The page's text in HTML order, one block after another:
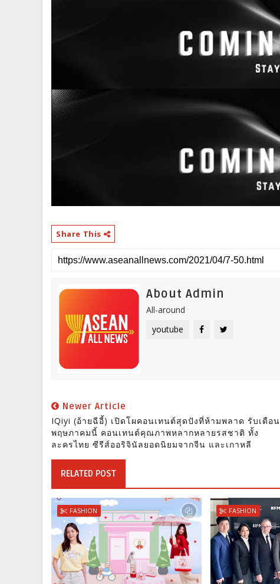
Share This
About Admin
All-around
youtube
Newer Article
IQiyi (อ้ายฉีอี้) เปิดโผคอนเทนต์สุดปังที่ห้ามพลาด รับเดือน
พฤษภาคมนี้ คอนเทนต์คุณภาพหลากหลายรสชาติ ทั้ง
ละครไทย ซีรีส์ออริจินัลยอดนิยมจากจีน และเกาหลี
RELATED POST
FASHION FASHION